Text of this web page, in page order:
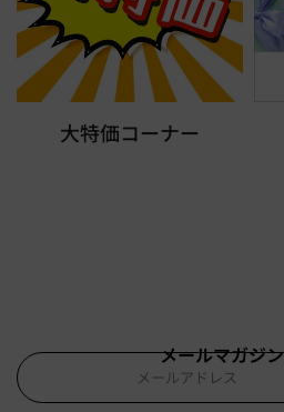
大特価コーナー
メールマガジ